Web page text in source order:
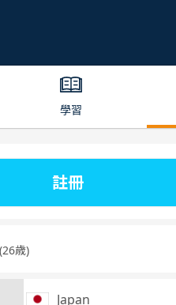
學習
註冊
(26歳)
Japan